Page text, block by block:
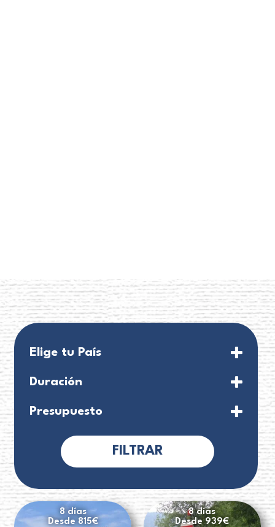
Elige tu País
Duración
Presupuesto
FILTRAR
8 días
Desde 815€
8 días
Desde 939€